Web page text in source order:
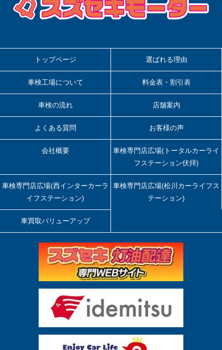
トップページ 選ばれる理由
車検工場について 料金表・割引表
車検の流れ 店舗案内
よくある質問 お客様の声
会社概要
車検専門店広場(トータルカーライ
フステーション伏拝)
車検専門店広場(西インターカーラ
イフステーション)
車検専門店広場(松川カーライフス
テーション)
車買取バリューアップ